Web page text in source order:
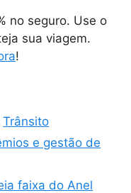
no seguro. Use o
sua viagem.
!
Trânsito
e gestão de
faixa do Anel